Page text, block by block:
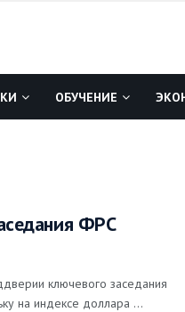
ОБУЧЕНИЕ
ФРС
ключевого заседания
на индексе доллара ...